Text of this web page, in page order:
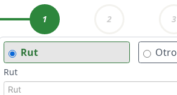
1 2 3
Rut Otro
Rut